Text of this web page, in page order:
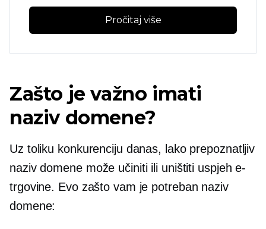
Pročitaj više
Zašto je važno imati
naziv domene?
Uz toliku konkurenciju danas, lako prepoznatljiv
naziv domene može učiniti ili uništiti uspjeh e-
trgovine. Evo zašto vam je potreban naziv
domene: